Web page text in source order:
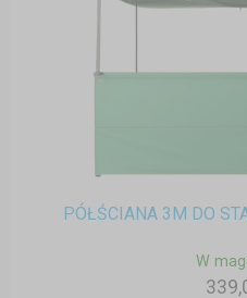
PÓŁŚCIANA 3M DO
W